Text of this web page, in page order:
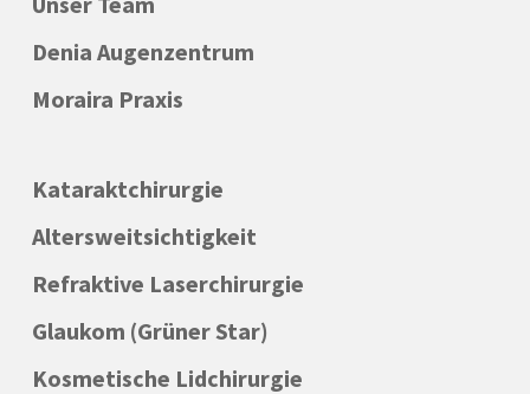
Denia Augenzentrum
Moraira Praxis
Kataraktchirurgie
Altersweitsichtigkeit
Refraktive Laserchirurgie
Glaukom (Grüner Star)
Kosmetische Lidchirurgie